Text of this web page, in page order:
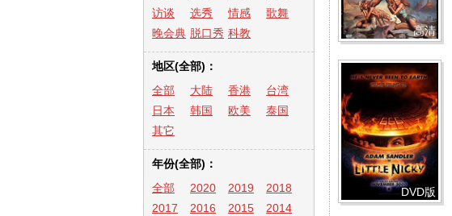
高清
DVD版
访谈
选秀 情感
歌舞
晚会典
礼
脱口秀 科教
地区(全部)：
全部
大陆 香港
台湾
日本
韩国 欧美
泰国
其它
年份(全部)：
全部
2020 2019
2018
2017
2016 2015
2014